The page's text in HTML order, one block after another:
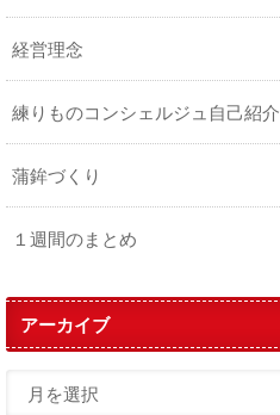
経営理念
練りものコンシェルジュ自己紹介
蒲鉾づくり
１週間のまとめ
アーカイブ